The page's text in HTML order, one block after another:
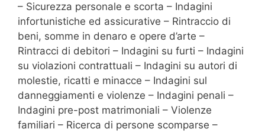
– Sicurezza personale e scorta – Indagini
infortunistiche ed assicurative – Rintraccio di
beni, somme in denaro e opere d’arte –
Rintracci di debitori – Indagini su furti – Indagini
su violazioni contrattuali – Indagini su autori di
molestie, ricatti e minacce – Indagini sul
danneggiamenti e violenze – Indagini penali –
Indagini pre-post matrimoniali – Violenze
familiari – Ricerca di persone scomparse –